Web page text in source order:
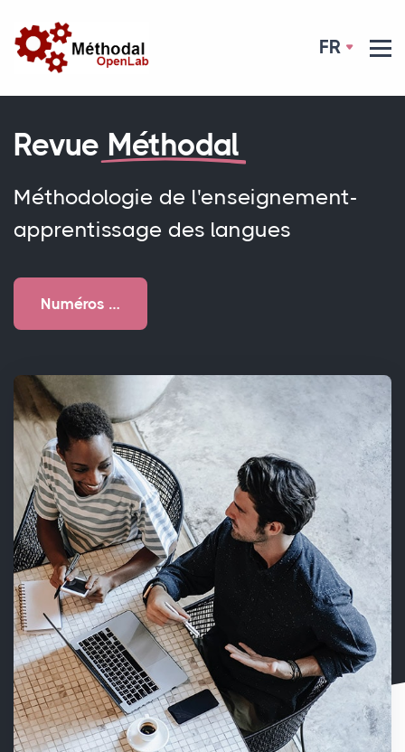
FR
Revue Méthodal
Méthodologie de l'enseignement-
apprentissage des langues
Numéros …